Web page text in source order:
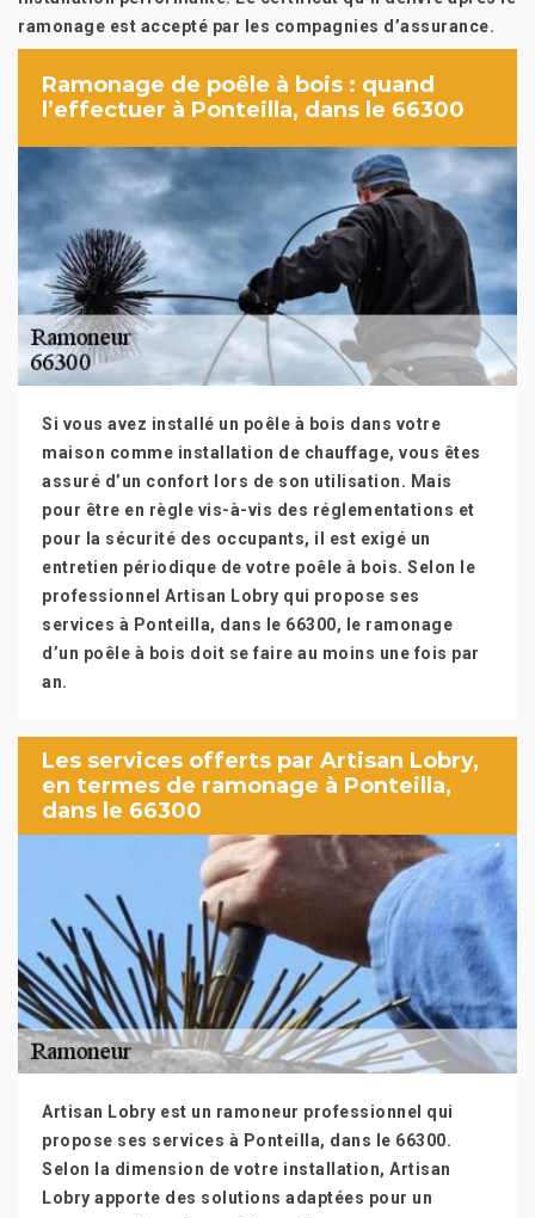
ramonage est accepté par les compagnies d’assurance.
Ramonage de poêle à bois : quand
l’effectuer à Ponteilla, dans le 66300
Si vous avez installé un poêle à bois dans votre
maison comme installation de chauffage, vous êtes
assuré d’un confort lors de son utilisation. Mais
pour être en règle vis-à-vis des réglementations et
pour la sécurité des occupants, il est exigé un
entretien périodique de votre poêle à bois. Selon le
professionnel Artisan Lobry qui propose ses
services à Ponteilla, dans le 66300, le ramonage
d’un poêle à bois doit se faire au moins une fois par
an.
Les services offerts par Artisan Lobry,
en termes de ramonage à Ponteilla,
dans le 66300
Artisan Lobry est un ramoneur professionnel qui
propose ses services à Ponteilla, dans le 66300.
Selon la dimension de votre installation, Artisan
Lobry apporte des solutions adaptées pour un